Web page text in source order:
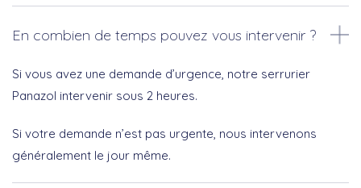
En combien de temps pouvez vous intervenir ?
Si vous avez une demande d’urgence, notre serrurier
Panazol intervenir sous 2 heures.
Si votre demande n’est pas urgente, nous intervenons
généralement le jour même.